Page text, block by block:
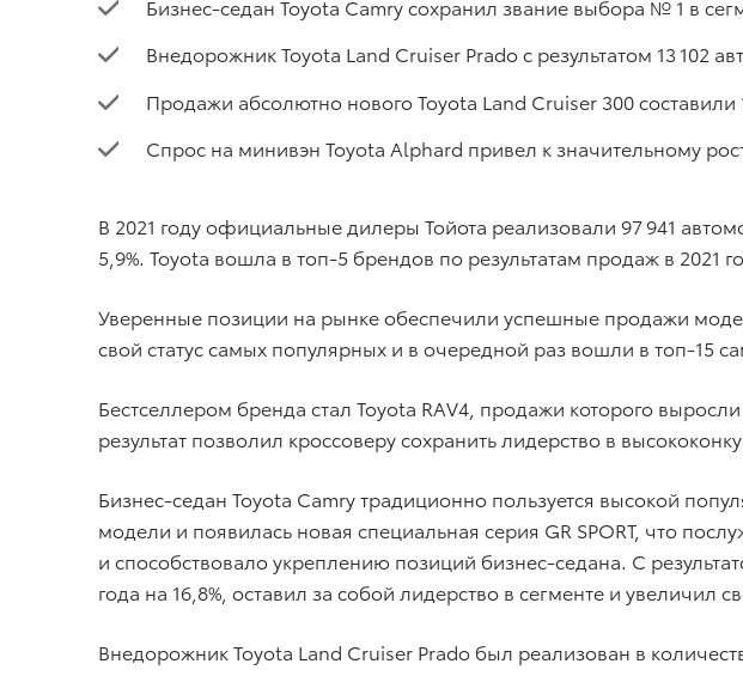
Бизнес-седан Toyota Camry сохранил звание выбора № 1 в
Внедорожник Toyota Land Cruiser Prado с результатом 13 102
Продажи абсолютно нового Toyota Land Cruiser 300
Спрос на минивэн Toyota Alphard привел к значительному
В 2021 году официальные дилеры Тойота реализовали 97 941
5,9%. Toyota вошла в топ-5 брендов по результатам продаж в
Уверенные позиции на рынке обеспечили успешные продажи
свой статус самых популярных и в очередной раз вошли в топ-15
Бестселлером бренда стал Toyota RAV4, продажи которого
результат позволил кроссоверу сохранить лидерство в
Бизнес-седан Toyota Camry традиционно пользуется высокой
модели и появилась новая специальная серия GR SPORT, что
и способствовало укреплению позиций бизнес-седана. С
года на 16,8%, оставил за собой лидерство в сегменте и увеличил
Внедорожник Toyota Land Cruiser Prado был реализован в